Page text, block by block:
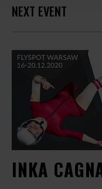
NEXT EVENT
INKA